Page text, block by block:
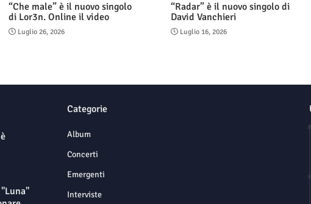
“Che male” è il nuovo singolo
di Lor3n. Online il video
Luglio 26, 2026
“Radar” è il nuovo singolo di
David Vanchieri
Luglio 16, 2026
Categorie
Album
Concerti
Emergenti
Interviste